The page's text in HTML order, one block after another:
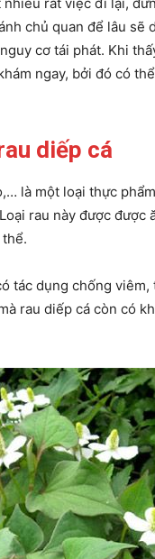
chủ quan để lâu sẽ
cơ tái phát. Khi
ngay, bởi đó có
diếp cá
là một loại thực
rau này được được
tác dụng chống
rau diếp cá còn có